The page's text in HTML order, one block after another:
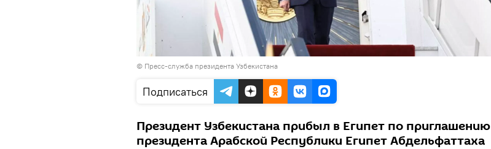
© Пресс-служба президента Узбекистана
Подписаться
Президент Узбекистана прибыл в Египет по приглашению
президента Арабской Республики Египет Абдельфаттаха